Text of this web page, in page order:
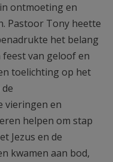
ontmoeting en
Pastoor Tony heette
het belang
feest van geloof en
toelichting op het
vieringen en
helpen om stap
Jezus en de
kwamen aan bod,